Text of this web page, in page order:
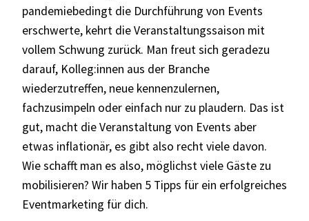
pandemiebedingt die Durchführung von Events
erschwerte, kehrt die Veranstaltungssaison mit
vollem Schwung zurück. Man freut sich geradezu
darauf, Kolleg:innen aus der Branche
wiederzutreffen, neue kennenzulernen,
fachzusimpeln oder einfach nur zu plaudern. Das ist
gut, macht die Veranstaltung von Events aber
etwas inflationär, es gibt also recht viele davon.
Wie schafft man es also, möglichst viele Gäste zu
mobilisieren? Wir haben 5 Tipps für ein erfolgreiches
Eventmarketing für dich.